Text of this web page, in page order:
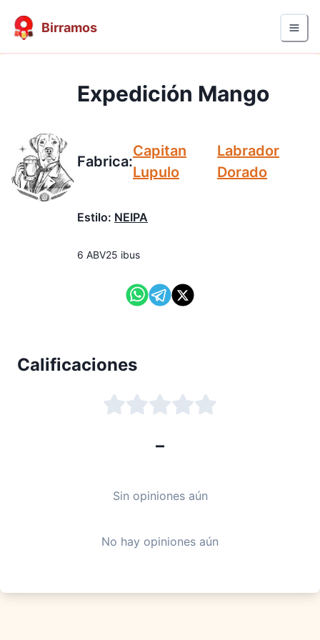
Birramos
Expedición Mango
Fabrica:
Capitan
Lupulo
Labrador
Dorado
Estilo: NEIPA
6 ABV25 ibus
Calificaciones
–
Sin opiniones aún
No hay opiniones aún